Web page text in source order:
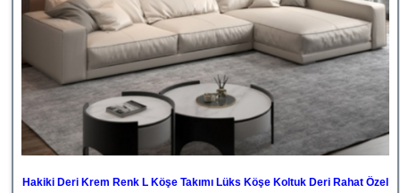
Hakiki Deri Krem Renk L Köşe Takımı Lüks Köşe Koltuk Deri Rahat Özel